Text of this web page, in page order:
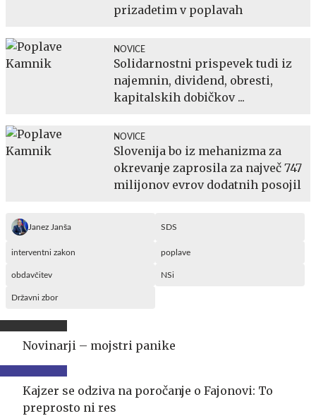
prizadetim v poplavah
NOVICE
Solidarnostni prispevek tudi iz
najemnin, dividend, obresti,
kapitalskih dobičkov ...
NOVICE
Slovenija bo iz mehanizma za
okrevanje zaprosila za največ 747
milijonov evrov dodatnih posojil
Janez Janša SDS
interventni zakon poplave
obdavčitev NSi
Državni zbor
Novinarji – mojstri panike
Kajzer se odziva na poročanje o Fajonovi: To
preprosto ni res